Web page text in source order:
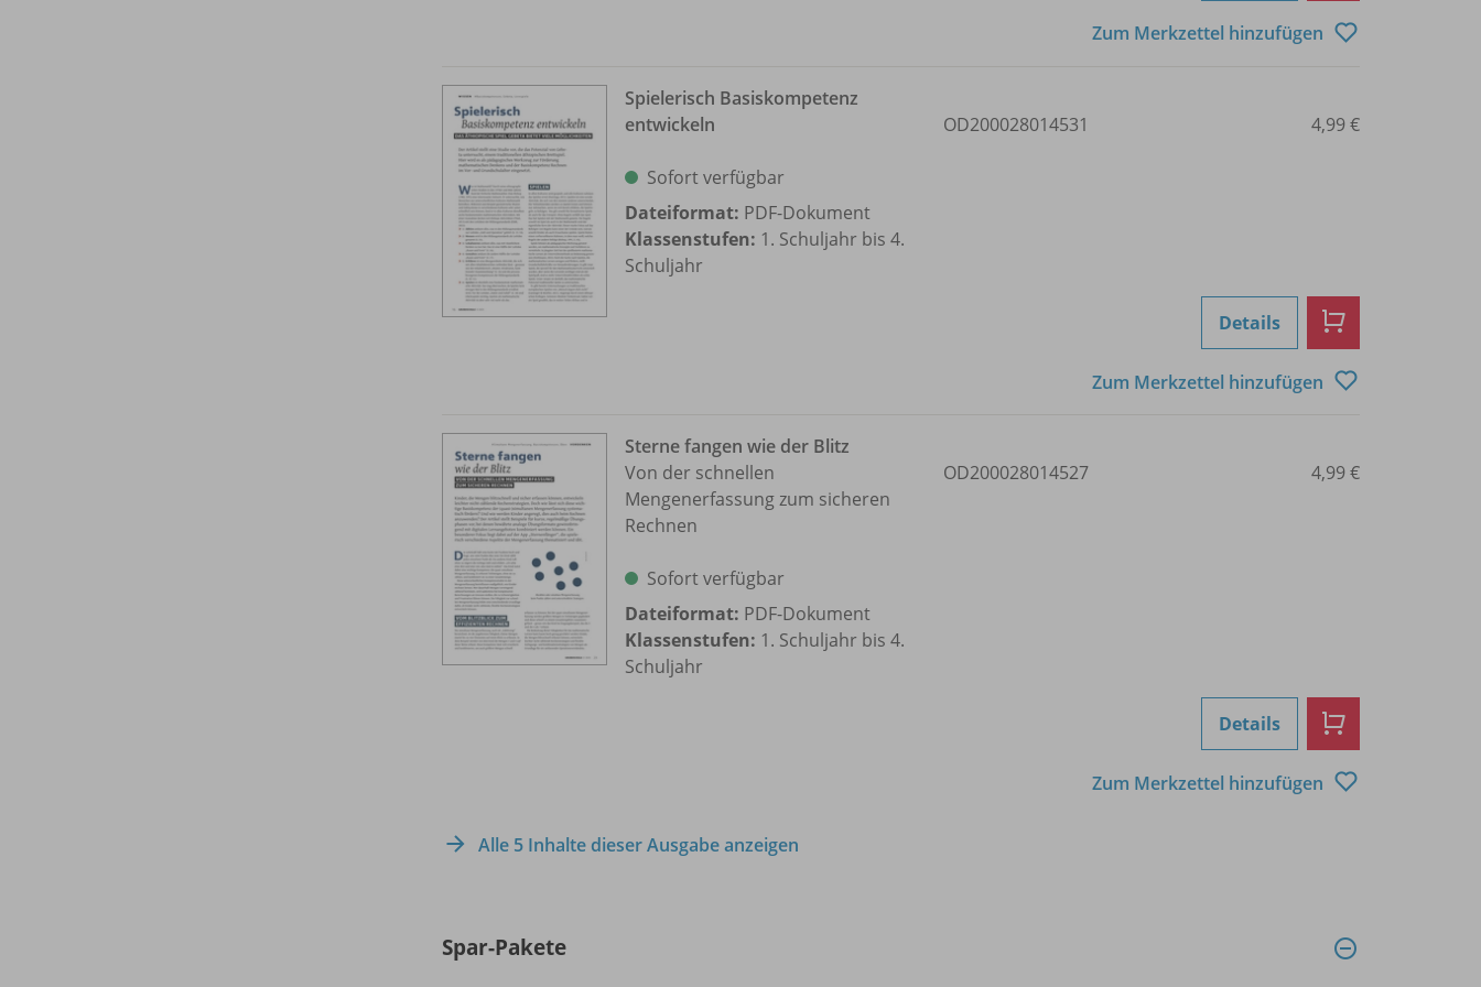
Zum Merkzettel hinzufügen
Spielerisch Basiskompetenz
entwickeln
Sofort verfügbar
Dateiformat: PDF-Dokument
Klassenstufen: 1. Schuljahr bis 4.
Schuljahr
OD200028014531 4,99 €
Details
Zum Merkzettel hinzufügen
Sterne fangen wie der Blitz
Von der schnellen
Mengenerfassung zum sicheren
Rechnen
Sofort verfügbar
Dateiformat: PDF-Dokument
Klassenstufen: 1. Schuljahr bis 4.
Schuljahr
OD200028014527 4,99 €
Details
Zum Merkzettel hinzufügen
Alle 5 Inhalte dieser Ausgabe anzeigen
Spar-Pakete